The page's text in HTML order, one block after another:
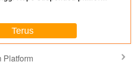
Terus
Platform